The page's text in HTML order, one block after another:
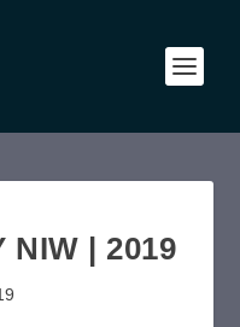
NIW | 2019